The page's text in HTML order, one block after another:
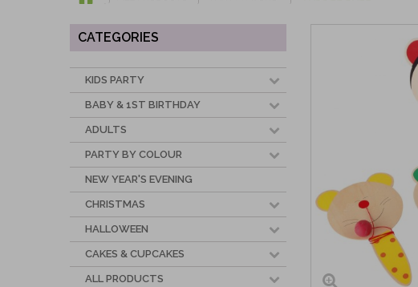
CATEGORIES
KIDS PARTY
BABY & 1ST BIRTHDAY
ADULTS
PARTY BY COLOUR
NEW YEAR'S EVENING
CHRISTMAS
HALLOWEEN
CAKES & CUPCAKES
ALL PRODUCTS